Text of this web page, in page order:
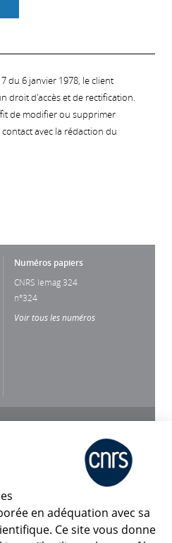
du 6 janvier 1978, le client
droit d'accès et de rectification.
de modifier ou supprimer
avec la rédaction du
Numéros papiers
CNRS lemag 324
n°324
Voir tous les numéros
Le Mag
en adéquation avec sa
Ce site vous donne